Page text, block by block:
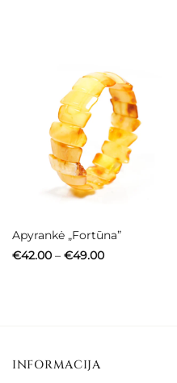
Apyrankė „Fortūna”
€42.00 – €49.00Price
INFORMACIJA